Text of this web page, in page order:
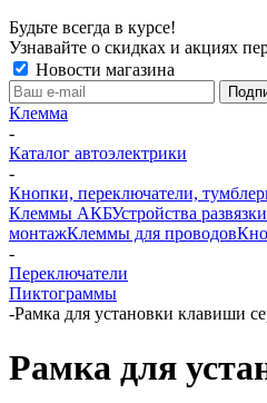
Будьте всегда в курсе!
Узнавайте о скидках и акциях
Новости магазина
Клемма
-
Каталог автоэлектрики
-
Кнопки, переключатели,
Клеммы АКБУстройства
монтажКлеммы для проводов
-
Переключатели
Пиктограммы
-Рамка для установки клавиши
Рамка для